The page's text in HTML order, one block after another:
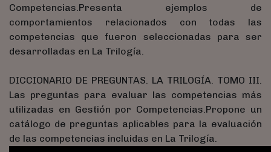
Competencias.Presenta ejemplos de
comportamientos relacionados con todas las
competencias que fueron seleccionadas para ser
desarrolladas en La Trilogía.
DICCIONARIO DE PREGUNTAS. LA TRILOGÍA. TOMO III.
Las preguntas para evaluar las competencias más
utilizadas en Gestión por Competencias.Propone un
catálogo de preguntas aplicables para la evaluación
de las competencias incluidas en La Trilogía.